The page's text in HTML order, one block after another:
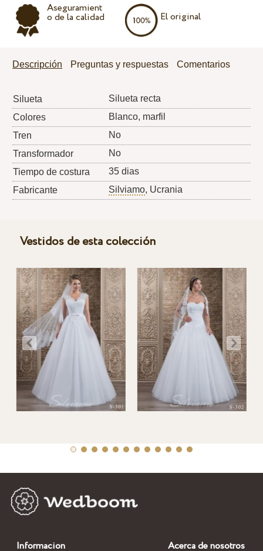
Aseguramient
o de la calidad El original
Descripción Preguntas y respuestas Comentarios
Silueta
Silueta recta
Colores
Blanco, marfil
Tren
No
Transformador
No
Tiempo de costura
35 dias
Fabricante
Silviamo, Ucrania
Vestidos de esta colección
Informacion Acerca de nosotros